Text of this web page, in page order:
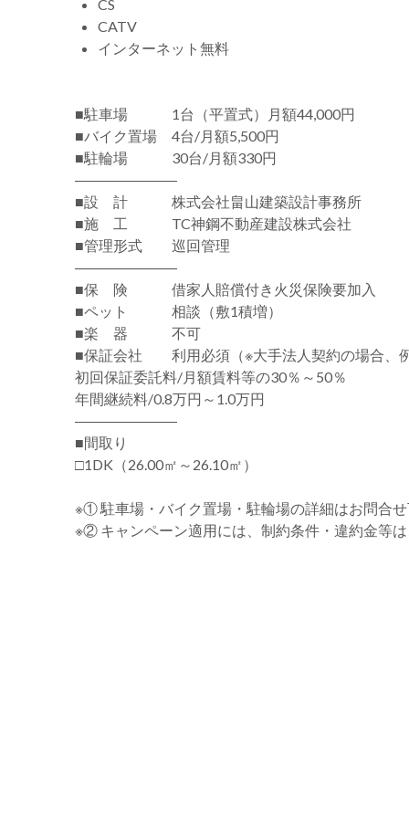
CS
CATV
インターネット無料
■駐車場 1台（平置式）月額44,000円
■バイク置場 4台/月額5,500円
■駐輪場 30台/月額330円
―――――――
■設 計 株式会社畠山建築設計事務所
■施 工 TC神鋼不動産建設株式会社
■管理形式 巡回管理
―――――――
■保 険 借家人賠償付き火災保険要加入
■ペット 相談（敷1積増）
■楽 器 不可
■保証会社 利用必須（※大手法人契約の場合、例
初回保証委託料/月額賃料等の30％～50％
年間継続料/0.8万円～1.0万円
―――――――
■間取り
□1DK（26.00㎡～26.10㎡）
※① 駐車場・バイク置場・駐輪場の詳細はお問合せ
※② キャンペーン適用には、制約条件・違約金等は